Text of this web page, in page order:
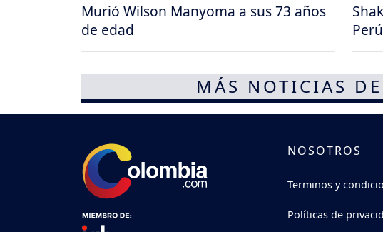
Murió Wilson Manyoma a sus 73 años
de edad
MÁS NOTICIAS
NOSOTROS
Terminos y
Políticas de